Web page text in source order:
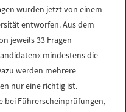
wurden jetzt von einem
entworfen. Aus dem
jeweils 33 Fragen
mindestens die
werden mehrere
nur eine richtig ist.
bei Führerscheinprüfungen,